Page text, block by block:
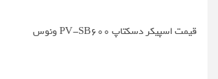
قیمت اسپیکر دسکتاپ PV-SB600 ونوس